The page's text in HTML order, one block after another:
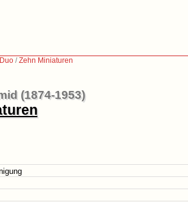
Duo /Zehn Miniaturen
(1874-1953)